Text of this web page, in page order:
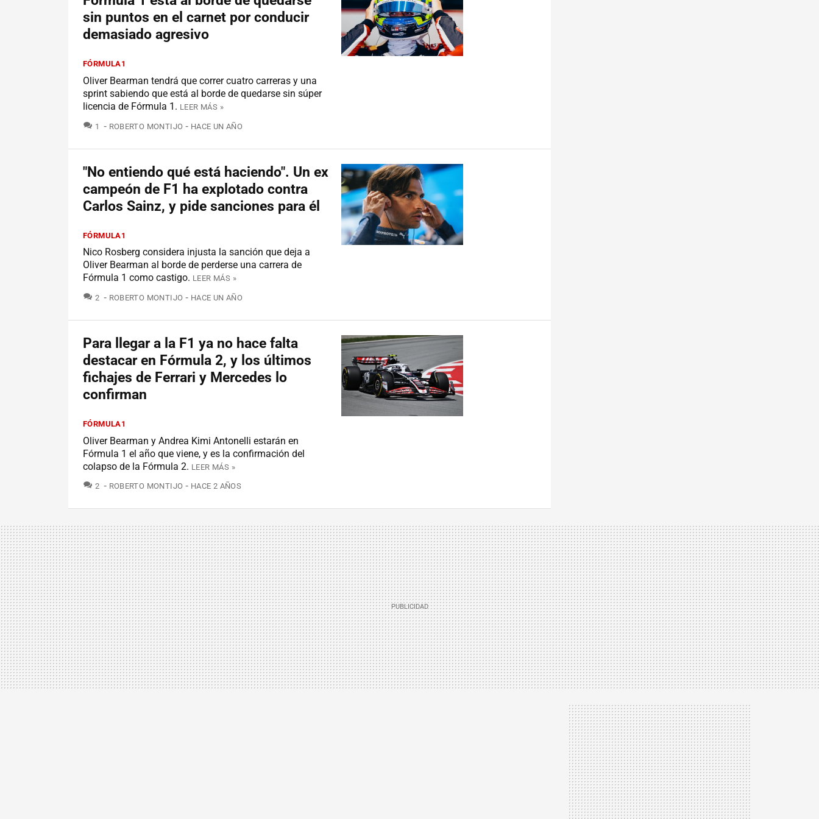
sin puntos en el carnet por conducir
demasiado agresivo
FÓRMULA1
Oliver Bearman tendrá que correr cuatro carreras y una
sprint sabiendo que está al borde de quedarse sin súper
licencia de Fórmula 1. LEER MÁS »
1 COMENTARIOS
ROBERTO MONTIJO HACE UN AÑO
"No entiendo qué está haciendo". Un ex
campeón de F1 ha explotado contra
Carlos Sainz, y pide sanciones para él
FÓRMULA1
Nico Rosberg considera injusta la sanción que deja a
Oliver Bearman al borde de perderse una carrera de
Fórmula 1 como castigo. LEER MÁS »
2 COMENTARIOS
ROBERTO MONTIJO HACE UN AÑO
Para llegar a la F1 ya no hace falta
destacar en Fórmula 2, y los últimos
fichajes de Ferrari y Mercedes lo
confirman
FÓRMULA1
Oliver Bearman y Andrea Kimi Antonelli estarán en
Fórmula 1 el año que viene, y es la confirmación del
colapso de la Fórmula 2. LEER MÁS »
2 COMENTARIOS
ROBERTO MONTIJO HACE 2 AÑOS